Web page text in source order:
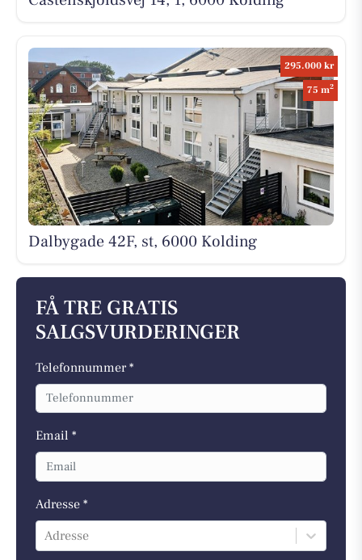
295.000 kr
75 m2
Dalbygade 42F, st, 6000 Kolding
FÅ TRE GRATIS
SALGSVURDERINGER
Telefonnummer *
Email *
Adresse *
Adresse